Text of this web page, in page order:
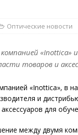
Оптические новости
«Inottica»
товаров и
«Inottica», в
и
для
между двумя